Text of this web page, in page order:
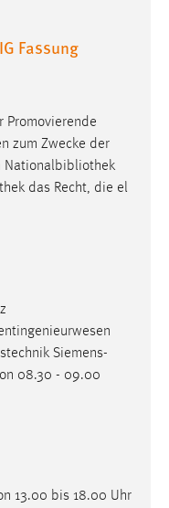
Fassung
Promovierende
zum Zwecke der
Nationalbibliothek
das Recht, die el
Siemens-
08.30 - 09.00
13.00 bis 18.00 Uhr
anonym.
verstehen, wie